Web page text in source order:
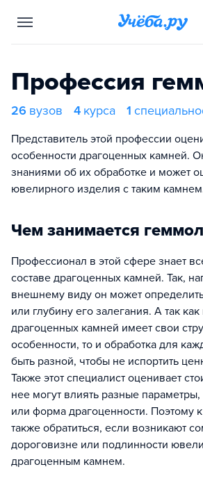
Профессия
26 вузов 4 курса 1
Представитель этой профессии
особенности драгоценных камней.
знаниями об их обработке и может
ювелирного изделия с таким
Чем занимается
Профессионал в этой сфере знает
составе драгоценных камней. Так,
внешнему виду он может
или глубину его залегания. А так
драгоценных камней имеет свои
особенности, то и обработка для
быть разной, чтобы не испортить
Также этот специалист оценивает
нее могут влиять разные
или форма драгоценности. Поэтому
также обратиться, если возникают
дороговизне или подлинности
драгоценным камнем.